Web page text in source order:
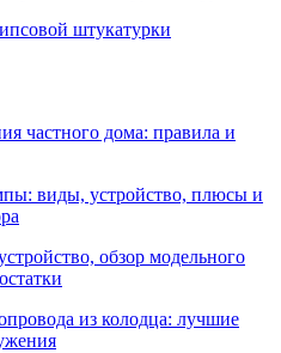
штукатурки
частного дома: правила и
виды, устройство, плюсы и
обзор модельного
из колодца: лучшие